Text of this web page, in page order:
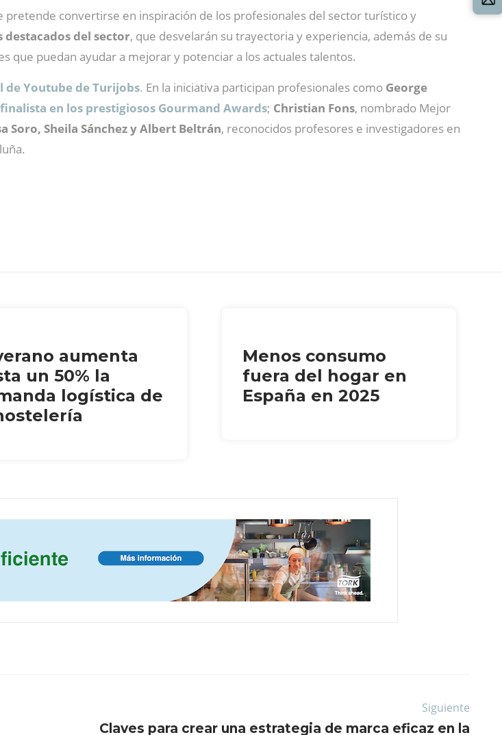
pretende convertirse en inspiración de los profesionales del sector turístico y
del sector, que desvelarán su trayectoria y experiencia, además de su
que puedan ayudar a mejorar y potenciar a los actuales talentos.
de Youtube de Turijobs. En la iniciativa participan profesionales como George
en los prestigiosos Gourmand Awards; Christian Fons, nombrado Mejor
Soro, Sheila Sánchez y Albert Beltrán, reconocidos profesores e investigadores en
aumenta
un 50% la
logística de
Menos consumo
fuera del hogar en
España en 2025
Siguiente
Claves para crear una estrategia de marca eficaz en la